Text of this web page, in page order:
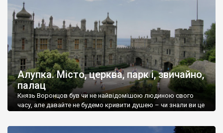
Алупка. Місто, церква, парк і, звичайно,
палац
Князь Воронцов був чи не найвідомішою людиною свого
часу, але давайте не будемо кривити душею – чи знали ви це